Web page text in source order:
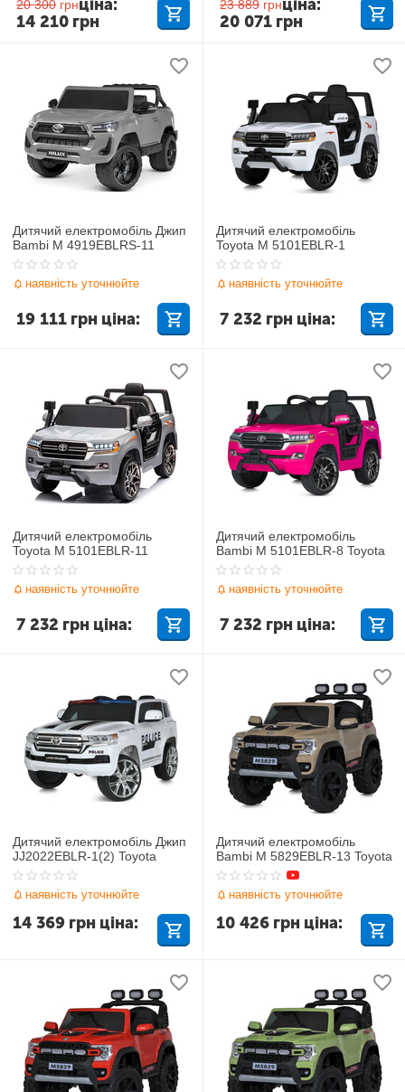
20 300 грн
14 210 грн
ціна: 23 889 грн
20 071 грн
ціна:
Дитячий електромобіль Джип
Bambi M 4919EBLRS-11
наявність уточнюйте
19 111 грн ціна:
Дитячий електромобіль
Toyota M 5101EBLR-1
наявність уточнюйте
7 232 грн ціна:
Дитячий електромобіль
Toyota M 5101EBLR-11
наявність уточнюйте
7 232 грн ціна:
Дитячий електромобіль
Bambi M 5101EBLR-8 Toyota
наявність уточнюйте
7 232 грн ціна:
Дитячий електромобіль Джип
JJ2022EBLR-1(2) Toyota
наявність уточнюйте
14 369 грн ціна:
Дитячий електромобіль
Bambi M 5829EBLR-13 Toyota
наявність уточнюйте
10 426 грн ціна: